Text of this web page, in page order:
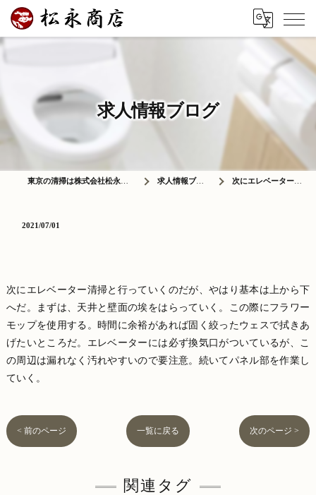
求人情報ブログ
求人情報ブログ 次にエレベーター清…
2021/07/01
次にエレベーター清掃と行っていくのだが、やはり基本は上から下
へだ。まずは、天井と壁面の埃をはらっていく。この際にフラワー
モップを使用する。時間に余裕があれば固く絞ったウェスで拭きあ
げたいところだ。エレベーターには必ず換気口がついているが、こ
の周辺は漏れなく汚れやすいので要注意。続いてパネル部を作業し
ていく。
< 前のページ 一覧に戻る 次のページ >
関連タグ